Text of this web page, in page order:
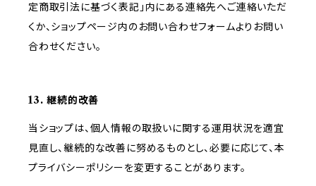
定商取引法に基づく表記」内にある連絡先へご連絡いただ
くか、ショップページ内のお問い合わせフォームよりお問い
合わせください。
13. 継続的改善
当ショップは、個人情報の取扱いに関する運用状況を適宜
見直し、継続的な改善に努めるものとし、必要に応じて、本
プライバシーポリシーを変更することがあります。